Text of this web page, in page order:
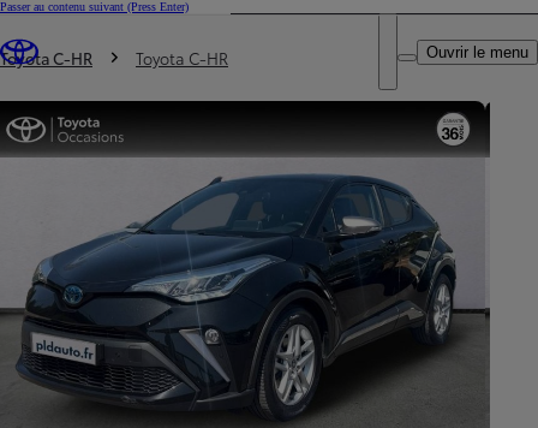
Passer au contenu suivant (Press Enter)
Trouvez un partenaire Toyota
DEALER NAME
Ouvrir le menu
Vous êtes ici
Toyota C-HR Toyota C-HR